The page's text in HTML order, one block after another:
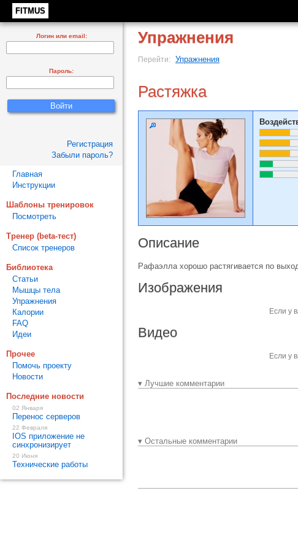
FITMUS
Упражнения
Перейти: Упражнения
Растяжка
Описание
Рафаэлла хорошо растягивается по
Изображения
Если у
Видео
Если у
▾ Лучшие комментарии
▾ Остальные комментарии
Логин или email:
Пароль:
Регистрация
Забыли пароль?
Главная
Инструкции
Шаблоны тренировок
Посмотреть
Тренер (beta-тест)
Список тренеров
Библиотека
Статьи
Мышцы тела
Упражнения
Калории
FAQ
Идеи
Прочее
Помочь проекту
Новости
Последние новости
02 Января
Перенос серверов
22 Февраля
IOS приложение не
синхронизирует
20 Июня
Технические работы